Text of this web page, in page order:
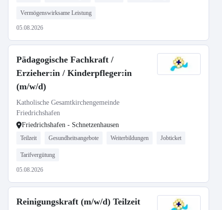
Vermögenswirksame Leistung
05.08.2026
Pädagogische Fachkraft /
Erzieher:in / Kinderpfleger:in
(m/w/d)
Katholische Gesamtkirchengemeinde
Friedrichshafen
Friedrichshafen - Schnetzenhausen
Teilzeit Gesundheitsangebote Weiterbildungen Jobticket
Tarifvergütung
05.08.2026
Reinigungskraft (m/w/d) Teilzeit